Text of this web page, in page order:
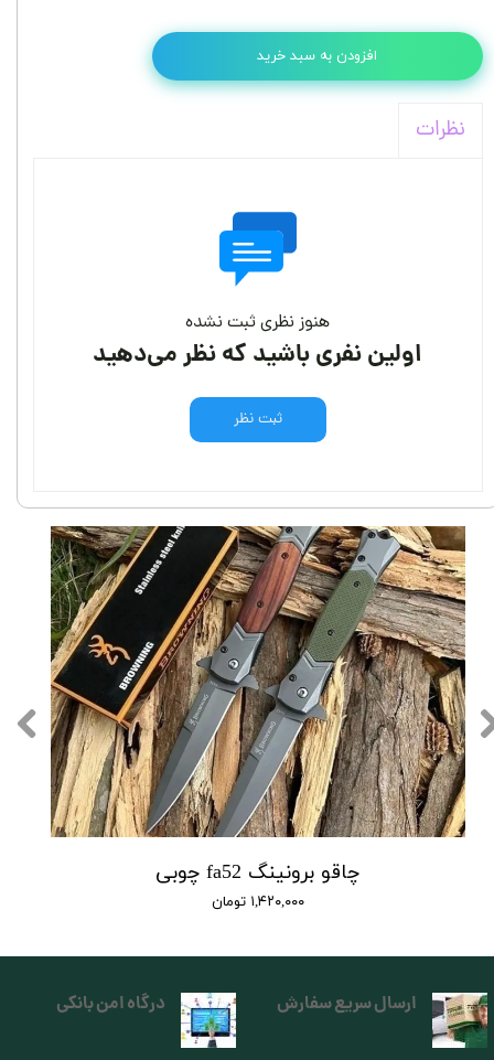
افزودن به سبد خرید
نظرات
هنوز نظری ثبت نشده
اولین نفری باشید که نظر می‌دهید
ثبت نظر
چاقو برونینگ fa52 چوبی
۱,۴۲۰,۰۰۰ تومان
ارسال سریع سفارش درگاه امن بانکی